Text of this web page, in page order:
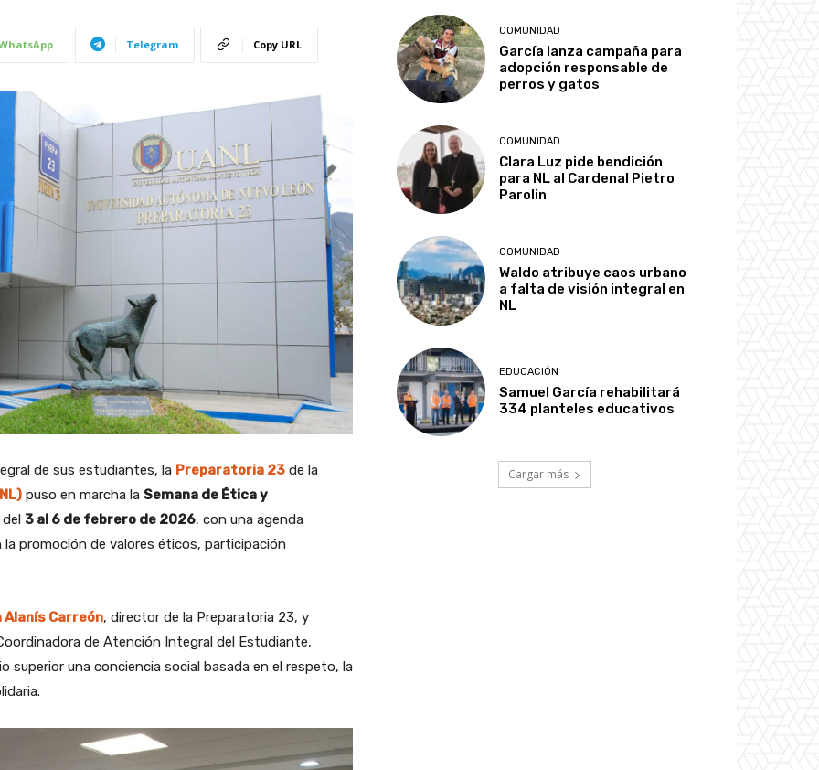
Telegram Copy URL
de sus estudiantes, la Preparatoria 23 de la
puso en marcha la Semana de Ética y
3 al 6 de febrero de 2026, con una agenda
promoción de valores éticos, participación
Alanís Carreón, director de la Preparatoria 23, y
de Atención Integral del Estudiante,
superior una conciencia social basada en el respeto, la
COMUNIDAD
García lanza campaña para
adopción responsable de
perros y gatos
COMUNIDAD
Clara Luz pide bendición
para NL al Cardenal Pietro
Parolin
COMUNIDAD
Waldo atribuye caos urbano
a falta de visión integral en
NL
EDUCACIÓN
Samuel García rehabilitará
334 planteles educativos
Cargar más